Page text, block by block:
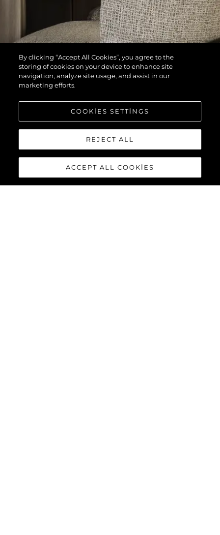
By clicking “Accept All Cookies”, you agree to the
storing of cookies on your device to enhance site
navigation, analyze site usage, and assist in our
marketing efforts.
COOKIES SETTINGS
REJECT ALL
ACCEPT ALL COOKIES